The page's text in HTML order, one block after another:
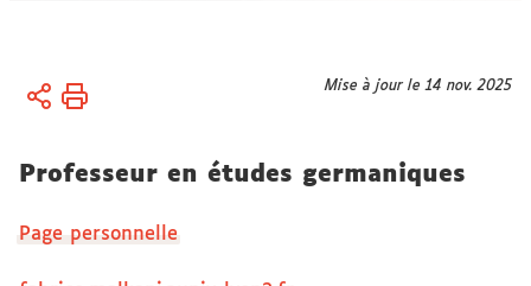
Vous
Accueil
En
Seuils.
Mise à jour le 14 nov. 2025
Professeur en études germaniques
Page personnelle